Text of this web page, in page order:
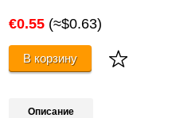
€0.55 (≈$0.63)
В корзину
Описание